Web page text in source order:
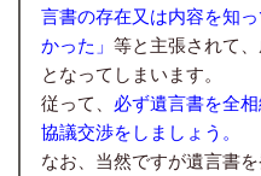
言書の存在又は内容を知
かった」 等と主張されて
となってしまいます。
従って、 必ず遺言書を全
協議交渉をしましょう。
なお、当然ですが遺言書